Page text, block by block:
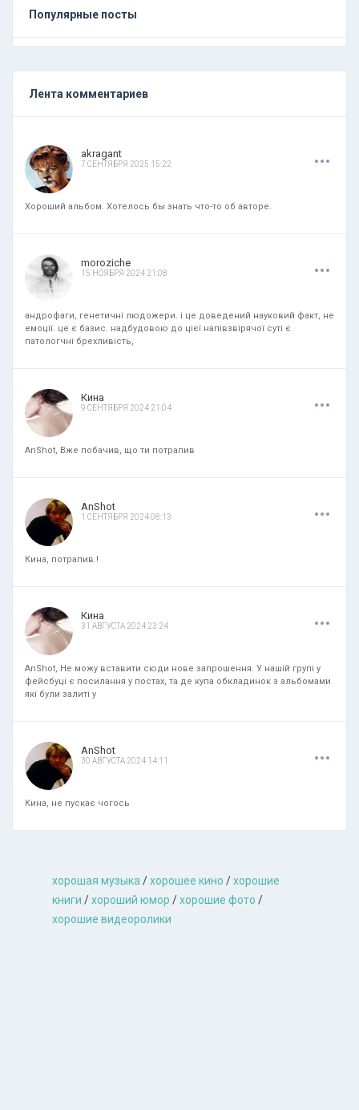
Популярные посты
Лента комментариев
akragant
7 СЕНТЯБРЯ 2025 15:22 ...
Хороший альбом. Хотелось бы знать что-то об авторе.
moroziche
15 НОЯБРЯ 2024 21:08 ...
андрофаги, генетичні людожери. і це доведений науковий факт, не
емоції. це є базис. надбудовою до цієї напівзвірячої суті є
патологчні брехливість,
Кина
9 СЕНТЯБРЯ 2024 21:04 ...
AnShot, Вже побачив, що ти потрапив
AnShot
1 СЕНТЯБРЯ 2024 08:13 ...
Кина, потрапив.!
Кина
31 АВГУСТА 2024 23:24 ...
AnShot, Не можу вставити сюди нове запрошення. У нашій групі у
фейсбуці є посилання у постах, та де купа обкладинок з альбомами
які були залиті у
AnShot
30 АВГУСТА 2024 14:11 ...
Кина, не пускає чогось
хорошая музыкa /хорошее кино /хорошие
книги /хороший юмор /хорошие фото /
хорошие видеоролики